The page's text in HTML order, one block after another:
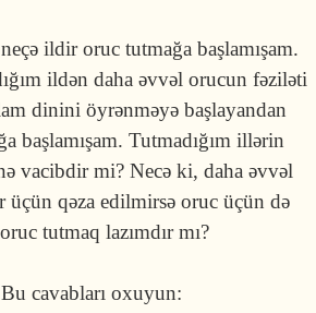
ildir oruc tutmağa başlamışam.
ildən daha əvvəl orucun fəziləti
dinini öyrənməyə başlayandan
başlamışam. Tutmadığım illərin
vacibdir mi? Necə ki, daha əvvəl
üçün qəza edilmirsə oruc üçün də
tutmaq lazımdır mı?
cavabları oxuyun: